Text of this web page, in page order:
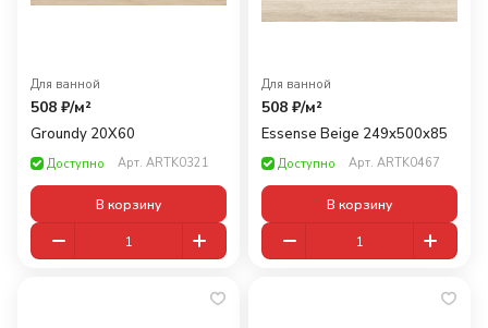
Для ванной
508 ₽/м²
Groundy 20X60
Доступно Арт. ARTK0321
В корзину
Для ванной
508 ₽/м²
Essense Beige 249x500x85
Доступно Арт. ARTK0467
В корзину